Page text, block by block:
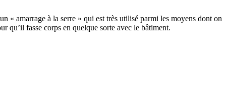
« amarrage à la serre » qui est très utilisé parmi les moyens dont on
qu’il fasse corps en quelque sorte avec le bâtiment.